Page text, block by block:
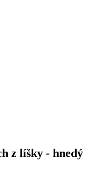
z líšky - hnedý